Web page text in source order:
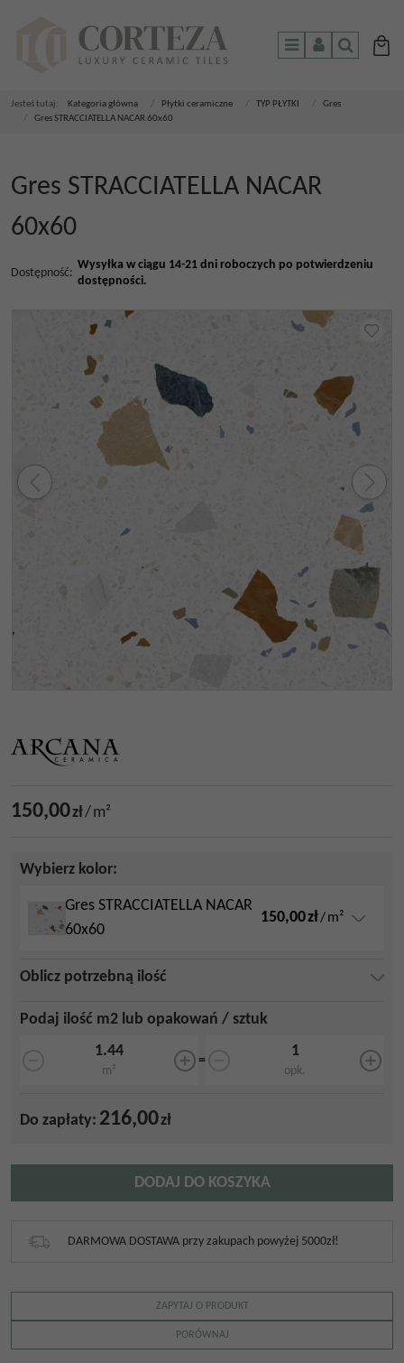
MenuPanelSzukaj
Jesteś tutaj: Kategoria główna Płytki ceramiczne TYP PŁYTKI
Gres
Gres STRACCIATELLA NACAR 60x60
Gres STRACCIATELLA NACAR
60x60
Dostępność:
Wysyłka w ciągu 14-21 dni roboczych po potwierdzeniu
dostępności.
150,00zł/m²
Wybierz kolor:
Gres STRACCIATELLA NACAR
60x60
150,00zł/m²
Oblicz potrzebną ilość
Podaj ilość m2 lub opakowań / sztuk
m²
=
opk.
Do zapłaty: 216,00zł
DODAJ DO KOSZYKA
DARMOWA DOSTAWA przy zakupach powyżej 5000zł!
ZAPYTAJ O PRODUKT
PORÓWNAJ